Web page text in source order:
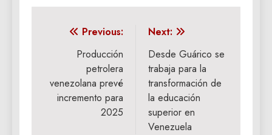
Navegación
entradas
Previous:
Producción
petrolera
venezolana prevé
incremento para
2025
Next:
Desde Guárico se
trabaja para la
transformación de
la educación
superior en
Venezuela